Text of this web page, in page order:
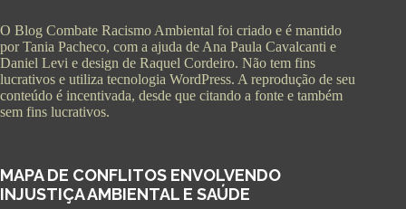
O Blog Combate Racismo Ambiental foi criado e é mantido
por Tania Pacheco, com a ajuda de Ana Paula Cavalcanti e
Daniel Levi e design de Raquel Cordeiro. Não tem fins
lucrativos e utiliza tecnologia WordPress. A reprodução de seu
conteúdo é incentivada, desde que citando a fonte e também
sem fins lucrativos.
MAPA DE CONFLITOS ENVOLVENDO
INJUSTIÇA AMBIENTAL E SAÚDE